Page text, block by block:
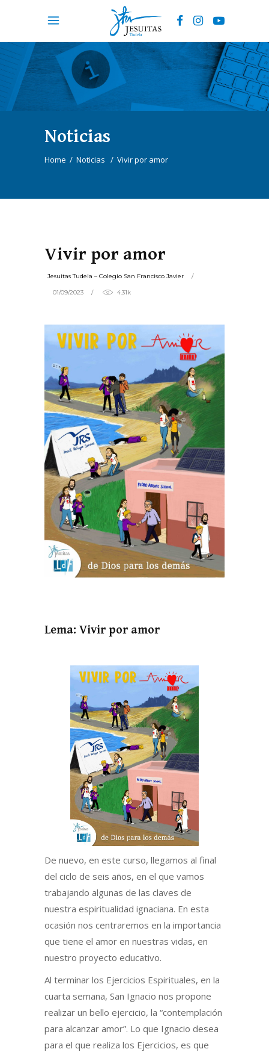
Noticias
Home / Noticias / Vivir por amor
Vivir por amor
Jesuitas Tudela – Colegio San Francisco Javier
01/09/2023 4.31k
Lema: Vivir por amor
De nuevo, en este curso, llegamos al final
del ciclo de seis años, en el que vamos
trabajando algunas de las claves de
nuestra espiritualidad ignaciana. En esta
ocasión nos centraremos en la importancia
que tiene el amor en nuestras vidas, en
nuestro proyecto educativo.
Al terminar los Ejercicios Espirituales, en la
cuarta semana, San Ignacio nos propone
realizar un bello ejercicio, la “contemplación
para alcanzar amor”. Lo que Ignacio desea
para el que realiza los Ejercicios, es que